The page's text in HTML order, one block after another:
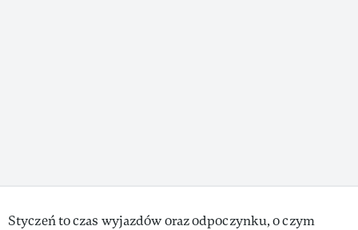
Styczeń to czas wyjazdów oraz odpoczynku, o czym